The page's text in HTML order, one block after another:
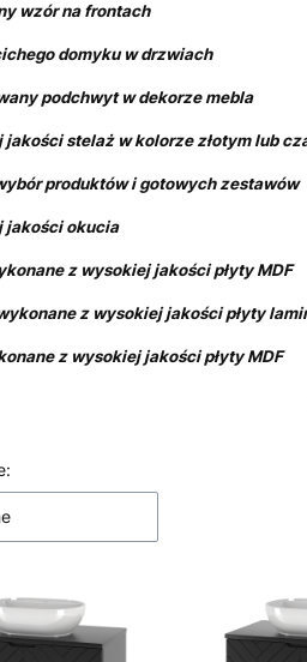
wzór na frontach
domyku w drzwiach
podchwyt w dekorze mebla
jakości stelaż w kolorze złotym lub
produktów i gotowych zestawów
jakości okucia
z wysokiej jakości płyty MDF
z wysokiej jakości płyty
z wysokiej jakości płyty MDF